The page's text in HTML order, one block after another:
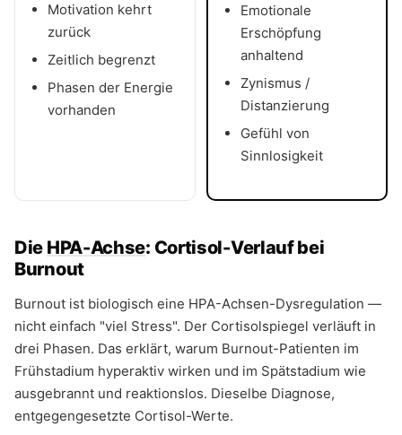
Motivation kehrt
zurück
Zeitlich begrenzt
Phasen der Energie
vorhanden
Emotionale
Erschöpfung
anhaltend
Zynismus /
Distanzierung
Gefühl von
Sinnlosigkeit
Die HPA-Achse: Cortisol-Verlauf bei
Burnout
Burnout ist biologisch eine HPA-Achsen-Dysregulation —
nicht einfach "viel Stress". Der Cortisolspiegel verläuft in
drei Phasen. Das erklärt, warum Burnout-Patienten im
Frühstadium hyperaktiv wirken und im Spätstadium wie
ausgebrannt und reaktionslos. Dieselbe Diagnose,
entgegengesetzte Cortisol-Werte.